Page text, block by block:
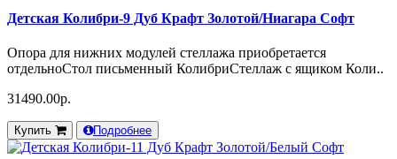
Детская Колибри-9 Дуб Крафт Золотой/Ниагара Софт
Опора для нижних модулей стеллажа приобретается
отдельноСтол письменный КолибриСтеллаж с ящиком Коли..
31490.00р.
Купить Подробнее